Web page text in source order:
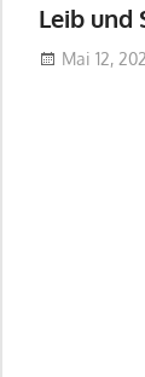
Leib und
Mai 12,